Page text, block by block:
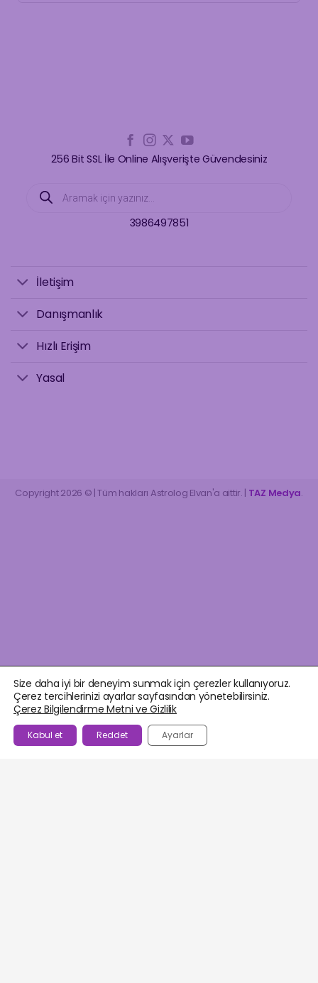
256 Bit SSL İle Online Alışverişte Güvendesiniz
Products
search
3986497851
İletişim
Danışmanlık
Hızlı Erişim
Yasal
Copyright 2026 © | Tüm hakları Astrolog Elvan'a aittir. | TAZ Medya.
Size daha iyi bir deneyim sunmak için çerezler kullanıyoruz.
Çerez tercihlerinizi ayarlar sayfasından yönetebilirsiniz.
Çerez Bilgilendirme Metni ve Gizlilik
Kabul et Reddet Ayarlar
BEĞENILENLER AJANDA HESABIM